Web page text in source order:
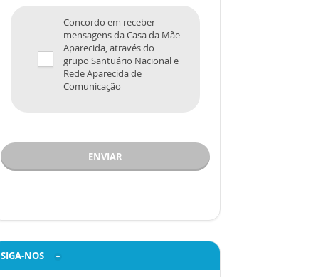
Concordo em receber
mensagens da Casa da Mãe
Aparecida, através do
grupo Santuário Nacional e
Rede Aparecida de
Comunicação
ENVIAR
SIGA-NOS